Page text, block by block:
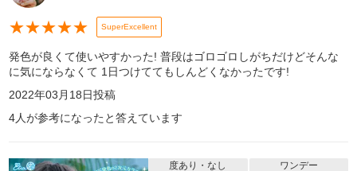
★★★★★ SuperExcellent
発色が良くて使いやすかった! 普段はゴロゴロしがちだけどそんな
に気にならなくて 1日つけててもしんどくなかったです!
2022年03月18日投稿
4人が参考になったと答えています
度あり・なし
ワンデー